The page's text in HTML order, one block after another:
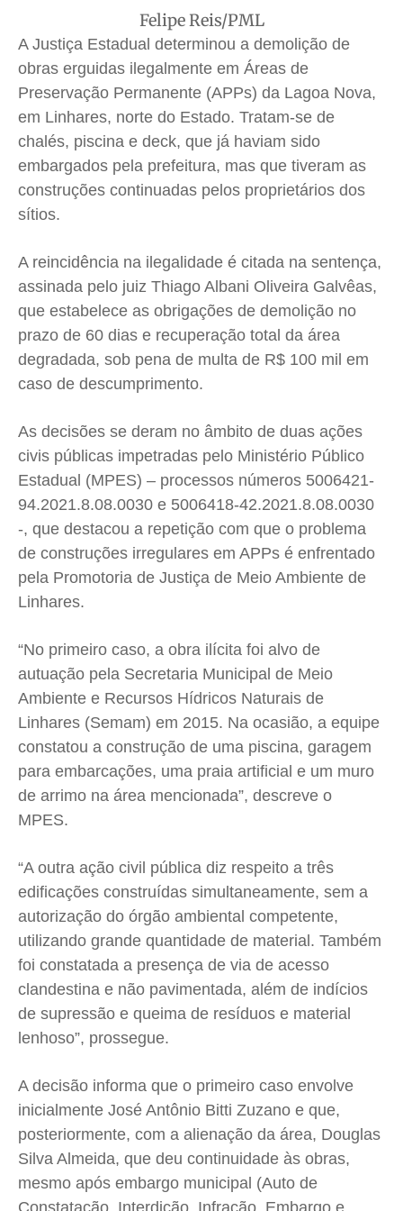
Expediente
Anuncie
Termos de Uso
Privacidade
Expediente
Anuncie
Termos de Uso
Privacidade
Expediente
Anuncie
Termos de Uso
Privacidade
Expediente
Anuncie
Termos de Uso
Privacidade
Felipe Reis/PML
A Justiça Estadual determinou a demolição de
obras erguidas ilegalmente em Áreas de
Preservação Permanente (APPs) da Lagoa Nova,
em Linhares, norte do Estado. Tratam-se de
chalés, piscina e deck, que já haviam sido
embargados pela prefeitura, mas que tiveram as
construções continuadas pelos proprietários dos
sítios.
A reincidência na ilegalidade é citada na sentença,
assinada pelo juiz Thiago Albani Oliveira Galvêas,
que estabelece as obrigações de demolição no
prazo de 60 dias e recuperação total da área
degradada, sob pena de multa de R$ 100 mil em
caso de descumprimento.
As decisões se deram no âmbito de duas ações
civis públicas impetradas pelo Ministério Público
Estadual (MPES) – processos números 5006421-
94.2021.8.08.0030 e 5006418-42.2021.8.08.0030
-, que destacou a repetição com que o problema
de construções irregulares em APPs é enfrentado
pela Promotoria de Justiça de Meio Ambiente de
Linhares.
“No primeiro caso, a obra ilícita foi alvo de
autuação pela Secretaria Municipal de Meio
Ambiente e Recursos Hídricos Naturais de
Linhares (Semam) em 2015. Na ocasião, a equipe
constatou a construção de uma piscina, garagem
para embarcações, uma praia artificial e um muro
de arrimo na área mencionada”, descreve o
MPES.
“A outra ação civil pública diz respeito a três
edificações construídas simultaneamente, sem a
autorização do órgão ambiental competente,
utilizando grande quantidade de material. Também
foi constatada a presença de via de acesso
clandestina e não pavimentada, além de indícios
de supressão e queima de resíduos e material
lenhoso”, prossegue.
A decisão informa que o primeiro caso envolve
inicialmente José Antônio Bitti Zuzano e que,
posteriormente, com a alienação da área, Douglas
Silva Almeida, que deu continuidade às obras,
mesmo após embargo municipal (Auto de